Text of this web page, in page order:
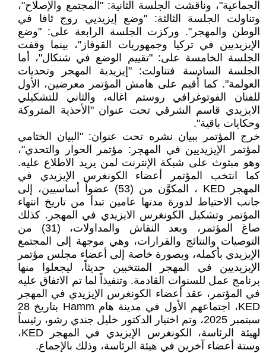
الجماعية"، وناقشت الجلسة الثانية: "المجتمع والإصلاح"،
وتناولت الجلسة الثالثة: "وضع إيزيديي روج ئافا في
الوطن والمهجر". وركزت الجلسة الرابعة على: "وضع
الإيزيديين في تركيا وجمهوريات القوقاز"، بينما وقفت
الجلسة الخامسة على: "تقييم الوضع في شنكال"، أما
الجلسة السادسة فتناولت: "إيزيدية المهجر وتحديات
العولمة". كما أُقيم على هامش المؤتمر معرضين، الأول
للفنان الفوتوغرافي روستم اغاله، والثاني للتشكيلي
الايزيدي قاسم الشرقي تحت عنوان "الأحذية المتروكة
وحكايات باقية".
خرج المؤتمر ببيان نشره تحت عنوان: "البيان الختامي
لمؤتمر الإيزيديين في المهجر: مؤتمر الحوار والتحدي"،
وهو مبثوث على شبكة الإنترنت لمن يريد الاطلاع عليه.
كما انتخب المؤتمر أعضاء الكونغرس الإيزيدي في
المهجر KED ، المكوَّن من (53) عضواً أساسيين، إلى
جانب الاحتياط لدورة مدتها عامين تبدأ من تاريخ انتهاء
المؤتمر وتشكيل الكونغرس الايزيدي في المهجر. كذلك
صاغ المؤتمر، وبعد النقاش والمداولات، (31) من
التوصيات والنتائج والقرارات، وهي موجهة إلى المجتمع
الإيزيدي بأكمله، وبصورة خاصة إلى أعضاء مجلس مؤتمر
الإيزيديين في المهجر المنتخبين حديثاً، ليجعلوا منها
برنامج عمل للسنوات القادمة. وتنفيذاً لما تم الاتفاق عليه
في المؤتمر، عقد أعضاء الكونغرس الإيزيدي في المهجر
KED، اجتماعهم الأول في مدينة هام Hamm بتاريخ 28
سبتمبر 2025، وتم اختيار الدكتور خليل جندي رشو، رئيساً
لهيئة الرئاسة، الكونغرس الإيزيدي في المهجر KED،
وستة أعضاء آخرين في هيئة الرئاسة، وذلك بالإجماع.